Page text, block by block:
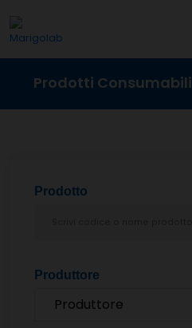
Prodotti Consumabili
Prodotto
Produttore
Produttore